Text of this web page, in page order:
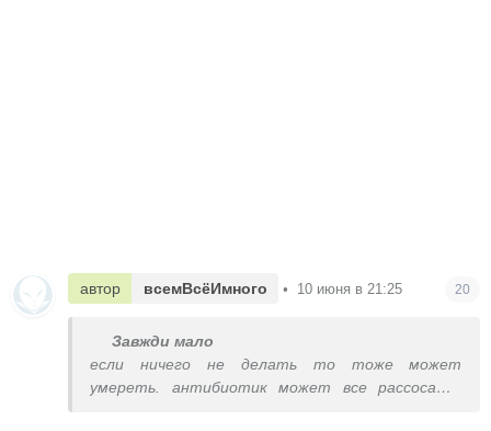
автор всемВсёИмного • 10 июня в 21:25 20
Завжди мало
если ничего не делать то тоже может
умереть. антибиотик может все рассосать.